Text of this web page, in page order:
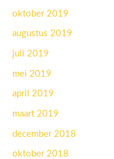
oktober 2019
augustus 2019
juli 2019
mei 2019
april 2019
maart 2019
december 2018
oktober 2018